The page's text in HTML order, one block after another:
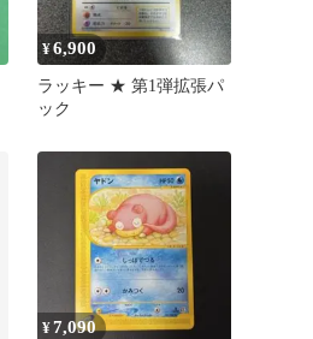
¥6,900
ラッキー ★ 第1弾拡張パ
ック
¥7,090